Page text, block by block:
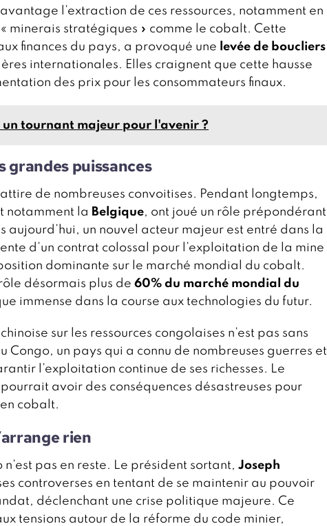
l’extraction de ces ressources, notamment en
minerais stratégiques » comme le cobalt. Cette
finances du pays, a provoqué une levée de boucliers
internationales. Elles craignent que cette hausse
des prix pour les consommateurs finaux.
un tournant majeur pour l'avenir ?
grandes puissances
de nombreuses convoitises. Pendant longtemps,
notamment la Belgique, ont joué un rôle prépondérant
aujourd’hui, un nouvel acteur majeur est entré dans la
d’un contrat colossal pour l’exploitation de la mine
dominante sur le marché mondial du cobalt.
désormais plus de 60% du marché mondial du
immense dans la course aux technologies du futur.
sur les ressources congolaises n’est pas sans
un pays qui a connu de nombreuses guerres et
l’exploitation continue de ses richesses. Le
avoir des conséquences désastreuses pour
cobalt.
rien
pas en reste. Le président sortant, Joseph
controverses en tentant de se maintenir au pouvoir
déclenchant une crise politique majeure. Ce
tensions autour de la réforme du code minier,